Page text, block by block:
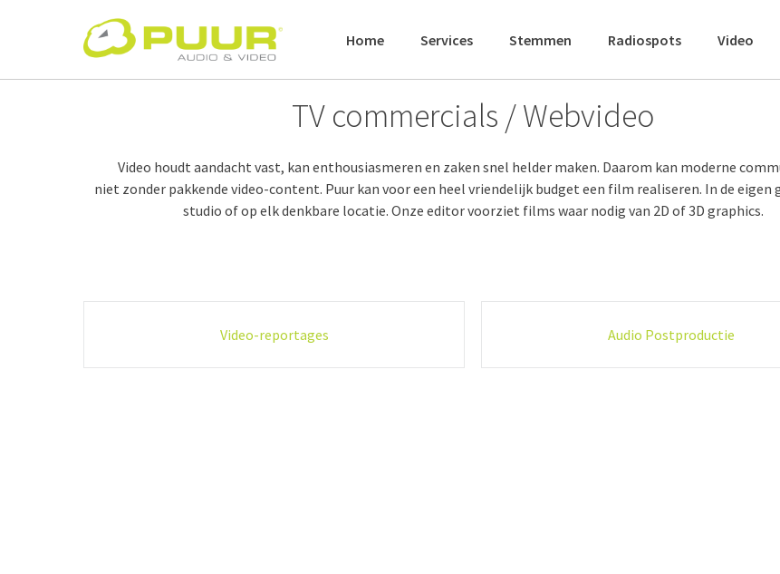
Home Services Stemmen Radiospots Video
TV commercials / Webvideo
Video houdt aandacht vast, kan enthousiasmeren en zaken snel helder maken. Daarom kan moderne
niet zonder pakkende video-content. Puur kan voor een heel vriendelijk budget een film realiseren. In de eigen
studio of op elk denkbare locatie. Onze editor voorziet films waar nodig van 2D of 3D graphics.
Video-reportages Audio Postproductie